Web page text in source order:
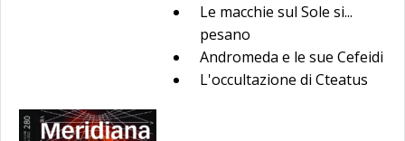
Le macchie sul Sole si...
pesano
Andromeda e le sue Cefeidi
L'occultazione di Cteatus